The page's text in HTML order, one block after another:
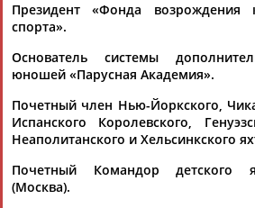
06.10.2013
ТАБЛО АКТИВНОСТИ
ЦЕЛИ ПРОЕКТА
Президент «Фонда возрождения
спорта».
Основатель системы
юношей «Парусная Академия».
Почетный член Нью-Йоркского,
Испанского Королевского,
Неаполитанского и Хельсинкского
Почетный Командор детского
(Москва).